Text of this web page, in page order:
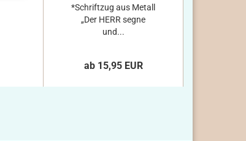
*Schriftzug aus Metall
„Der HERR segne
und...
ab 15,95 EUR